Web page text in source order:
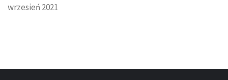
wrzesień 2021